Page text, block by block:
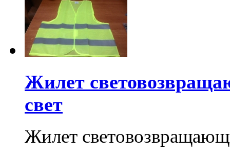
Жилет
свет
Жилет